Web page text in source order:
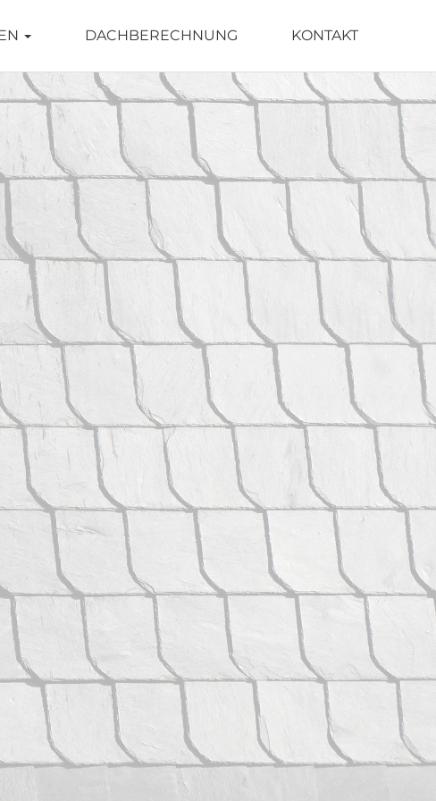
DACHBERECHNUNG KONTAKT